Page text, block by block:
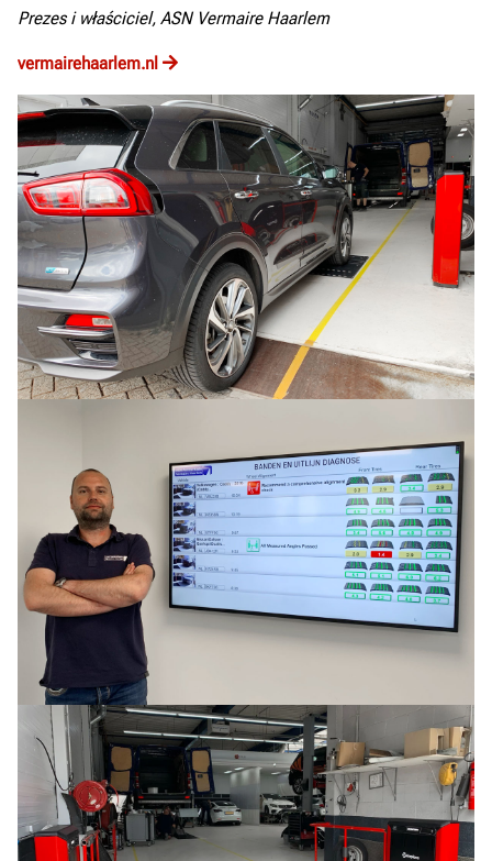
Prezes i właściciel, ASN Vermaire Haarlem
vermairehaarlem.nl